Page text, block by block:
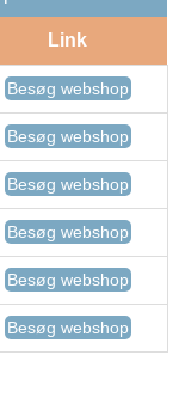
Link
Besøg webshop
Besøg webshop
Besøg webshop
Besøg webshop
Besøg webshop
Besøg webshop